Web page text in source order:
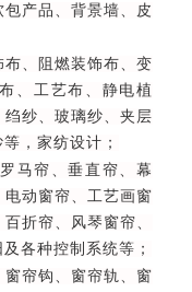
产品、背景墙、皮
、阻燃装饰布、变
、工艺布、静电植
纱、玻璃纱、夹层
，家纺设计；
马帘、垂直帘、幕
动窗帘、工艺画窗
折帘、风琴窗帘、
各种控制系统等；
帘钩、窗帘轨、窗